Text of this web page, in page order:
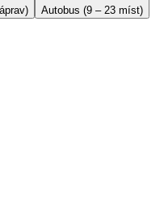
Autobus (9 – 23 míst)